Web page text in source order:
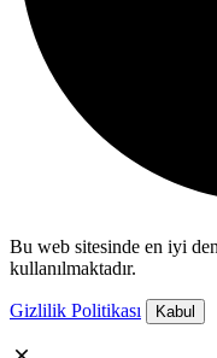
Bu web sitesinde en iyi
kullanılmaktadır.
Gizlilik Politikası Kabul